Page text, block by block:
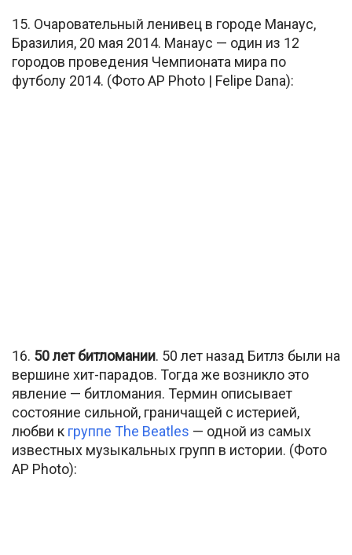
15. Очаровательный ленивец в городе Манаус,
Бразилия, 20 мая 2014. Манаус — один из 12
городов проведения Чемпионата мира по
футболу 2014. (Фото AP Photo | Felipe Dana):
16. 50 лет битломании. 50 лет назад Битлз были на
вершине хит-парадов. Тогда же возникло это
явление — битломания. Термин описывает
состояние сильной, граничащей с истерией,
любви к группе The Beatles — одной из самых
известных музыкальных групп в истории. (Фото
AP Photo):